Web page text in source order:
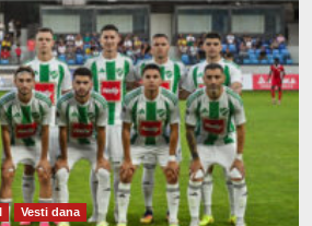
Vesti dana